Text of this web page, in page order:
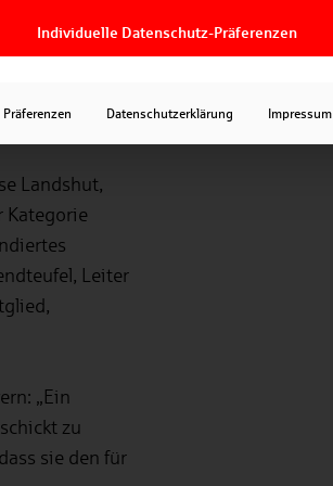
Landshut,
Kategorie
Leiter
„Ein
zu
sie den für
Individuelle Datenschutz-Präferenzen
Präferenzen Datenschutzerklärung Impressum